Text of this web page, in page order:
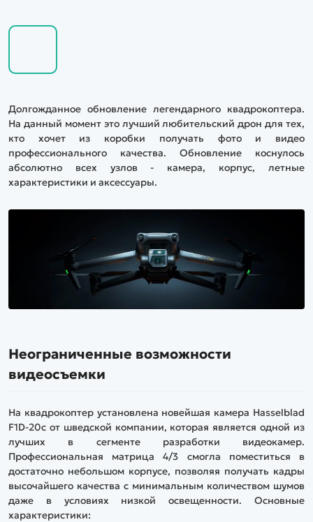
Долгожданное обновление легендарного квадрокоптера.
На данный момент это лучший любительский дрон для тех,
кто хочет из коробки получать фото и видео
профессионального качества. Обновление коснулось
абсолютно всех узлов - камера, корпус, летные
характеристики и аксессуары.
Неограниченные возможности
видеосъемки
На квадрокоптер установлена новейшая камера Hasselblad
F1D-20c от шведской компании, которая является одной из
лучших в сегменте разработки видеокамер.
Профессиональная матрица 4/3 смогла поместиться в
достаточно небольшом корпусе, позволяя получать кадры
высочайшего качества с минимальным количеством шумов
даже в условиях низкой освещенности. Основные
характеристики: